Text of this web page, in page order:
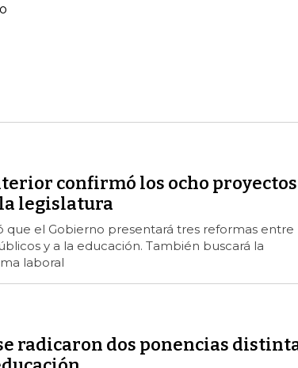
confirmó los ocho proyectos
legislatura
que el Gobierno presentará tres reformas entre
y a la educación. También buscará la
laboral
radicaron dos ponencias